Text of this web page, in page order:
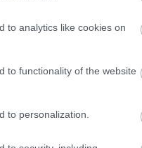
to analytics like cookies on
to functionality of the website
to personalization.